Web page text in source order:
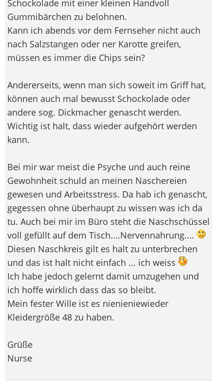
Schockolade mit einer kleinen Handvoll
Gummibärchen zu belohnen.
Kann ich abends vor dem Fernseher nicht auch
nach Salzstangen oder ner Karotte greifen,
müssen es immer die Chips sein?
Andererseits, wenn man sich soweit im Griff hat,
können auch mal bewusst Schockolade oder
andere sog. Dickmacher genascht werden.
Wichtig ist halt, dass wieder aufgehört werden
kann.
Bei mir war meist die Psyche und auch reine
Gewohnheit schuld an meinen Naschereien
gewesen und Arbeitsstress. Da hab ich genascht,
gegessen ohne überhaupt zu wissen was ich da
tu. Auch bei mir im Büro steht die Naschschüssel
voll gefüllt auf dem Tisch....Nervennahrung....
Diesen Naschkreis gilt es halt zu unterbrechen
und das ist halt nicht einfach ... ich weiss
Ich habe jedoch gelernt damit umzugehen und
ich hoffe wirklich dass das so bleibt.
Mein fester Wille ist es nienieniewieder
Kleidergröße 48 zu haben.
Grüße
Nurse